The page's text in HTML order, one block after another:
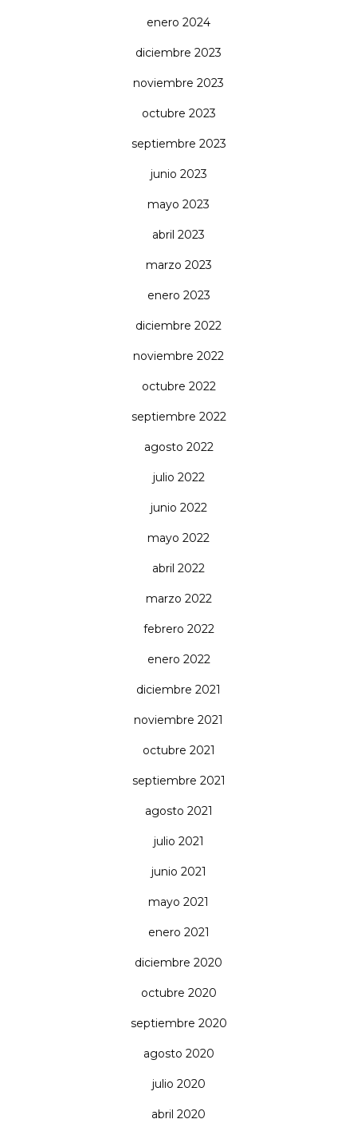
enero 2024
diciembre 2023
noviembre 2023
octubre 2023
septiembre 2023
junio 2023
mayo 2023
abril 2023
marzo 2023
enero 2023
diciembre 2022
noviembre 2022
octubre 2022
septiembre 2022
agosto 2022
julio 2022
junio 2022
mayo 2022
abril 2022
marzo 2022
febrero 2022
enero 2022
diciembre 2021
noviembre 2021
octubre 2021
septiembre 2021
agosto 2021
julio 2021
junio 2021
mayo 2021
enero 2021
diciembre 2020
octubre 2020
septiembre 2020
agosto 2020
julio 2020
abril 2020